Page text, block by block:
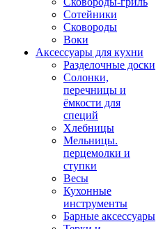
Сотейники
Сковороды
Воки
Аксессуары для кухни
Разделочные доски
Солонки,
перечницы и
ёмкости для
специй
Хлебницы
Мельницы.
перцемолки и
ступки
Весы
Кухонные
инструменты
Барные аксессуары